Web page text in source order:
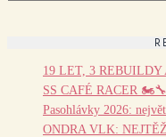
19 LET, 3 REBUILDY
SS CAFÉ RACER 🏍️🔧
Pasohlávky 2026:
ONDRA VLK: